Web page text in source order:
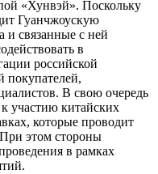
«Хунвэй». Поскольку
Гуанчжоускую
и связанные с ней
в
российской
покупателей,
В свою очередь
участию китайских
которые проводит
этом стороны
в рамках